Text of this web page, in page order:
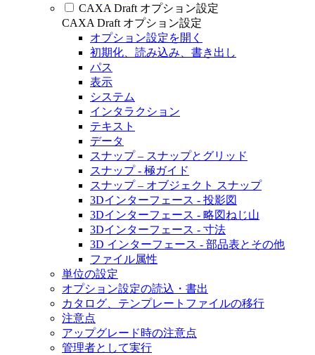
CAXA Draft オプション設定
CAXA Draft オプション設定
オプション設定を開く
初期化、読み込み、書き出し
パス
表示
システム
インタラクション
テキスト
データ
スナップ – スナップとグリッド
スナップ - 極ガイド
スナップ – オブジェクト スナップ
3Dインターフェース - 投影図
3Dインターフェース - 略図ねじ山
3Dインターフェース - 寸法
3D インターフェース - 部品表とその他
ファイル属性
単位の設定
オプション設定の読込・書出
カタログ、テンプレートファイルの移行
注意点
アップグレード時の注意点
管理者として実行